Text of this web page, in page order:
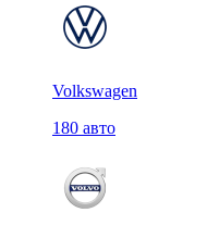
Volkswagen
180 авто